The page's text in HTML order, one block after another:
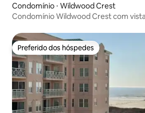
Condomínio ⋅ Wildwood Crest
Condomínio Wildwood Crest com
Preferido dos hóspedes
Preferido dos hóspedes